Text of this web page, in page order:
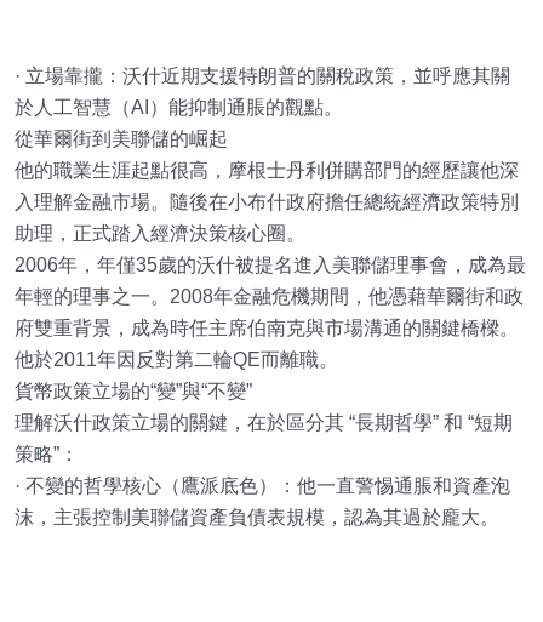
· 立場靠攏：沃什近期支援特朗普的關稅政策，並呼應其關
於人工智慧（AI）能抑制通脹的觀點。
從華爾街到美聯儲的崛起
他的職業生涯起點很高，摩根士丹利併購部門的經歷讓他深
入理解金融市場。隨後在小布什政府擔任總統經濟政策特別
助理，正式踏入經濟決策核心圈。
2006年，年僅35歲的沃什被提名進入美聯儲理事會，成為最
年輕的理事之一。2008年金融危機期間，他憑藉華爾街和政
府雙重背景，成為時任主席伯南克與市場溝通的關鍵橋樑。
他於2011年因反對第二輪QE而離職。
貨幣政策立場的“變”與“不變”
理解沃什政策立場的關鍵，在於區分其 “長期哲學” 和 “短期
策略”：
· 不變的哲學核心（鷹派底色）：他一直警惕通脹和資產泡
沫，主張控制美聯儲資產負債表規模，認為其過於龐大。